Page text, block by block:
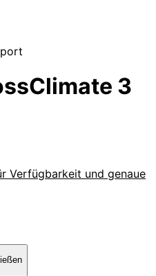
3
Verfügbarkeit und genaue